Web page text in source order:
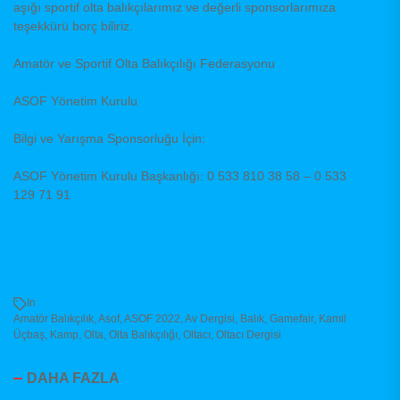
aşığı sportif olta balıkçılarımız ve değerli sponsorlarımıza
teşekkürü borç biliriz.
Amatör ve Sportif Olta Balıkçılığı Federasyonu
ASOF Yönetim Kurulu
Bilgi ve Yarışma Sponsorluğu İçin:
ASOF Yönetim Kurulu Başkanlığı: 0 533 810 38 58 – 0 533
129 71 91
In
Amatör Balıkçılık,Asof,ASOF 2022,Av Dergisi, Balık, Gamefair, Kamil
Üçbaş, Kamp, Olta, Olta Balıkçılığı, Oltacı, Oltacı Dergisi
DAHA FAZLA